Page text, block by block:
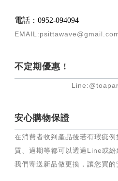
電話：0952-094094
不定期優惠 !
安心購物保證
在消費者收到產品後若有瑕疵
質、過期等都可以透過Line或
我們寄送新品做更換，讓您買